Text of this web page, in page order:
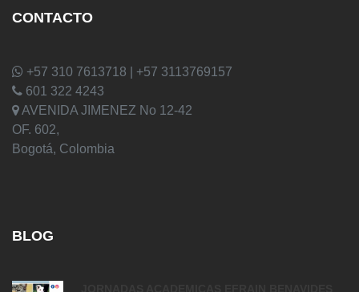
CONTACTO
+57 310 7613718 | +57 3113769157
601 322 4243
AVENIDA JIMENEZ No 12-42
OF. 602,
Bogotá, Colombia
BLOG